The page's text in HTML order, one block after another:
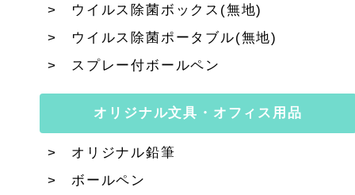
ウイルス除菌ボックス(無地)
ウイルス除菌ポータブル(無地)
スプレー付ボールペン
オリジナル文具・オフィス用品
オリジナル鉛筆
ボールペン